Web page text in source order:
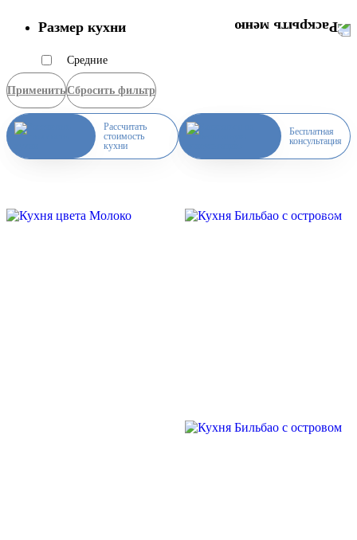
Размер кухни
Средние
ПрименитьСбросить фильтр
Рассчитать
стоимость
кухни
Бесплатная
консультация